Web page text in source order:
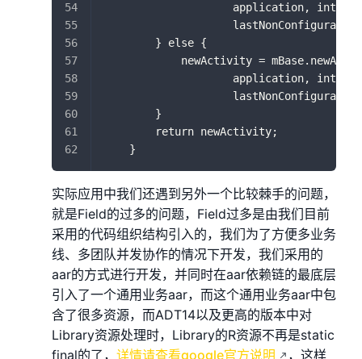
application,
        } else {
newActivity =
application,
        }
        return newActivity;
    }
实际应用中我们还遇到另外一个比较棘手的问题，
就是Field的过多的问题，Field过多是由我们目前
采用的代码组织结构引入的，我们为了方便多业务
线、多团队并发协作的情况下开发，我们采用的
aar的方式进行开发，并同时在aar依赖链的最底层
引入了一个通用业务aar，而这个通用业务aar中包
含了很多资源，而ADT14以及更高的版本中对
Library资源处理时，Library的R资源不再是static
final的了， 详情请查看google官方说明
，这样